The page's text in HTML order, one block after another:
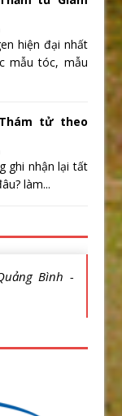
hiện đại nhất
mẫu tóc, mẫu
tử theo
ghi nhận lại tất
làm...
Bình -